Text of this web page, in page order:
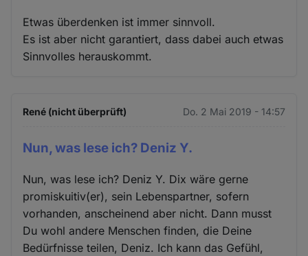
Etwas überdenken ist immer sinnvoll.
Es ist aber nicht garantiert, dass dabei auch etwas
Sinnvolles herauskommt.
René (nicht überprüft) Do. 2 Mai 2019 - 14:57
Nun, was lese ich? Deniz Y.
Nun, was lese ich? Deniz Y. Dix wäre gerne
promiskuitiv(er), sein Lebenspartner, sofern
vorhanden, anscheinend aber nicht. Dann musst
Du wohl andere Menschen finden, die Deine
Bedürfnisse teilen, Deniz. Ich kann das Gefühl,